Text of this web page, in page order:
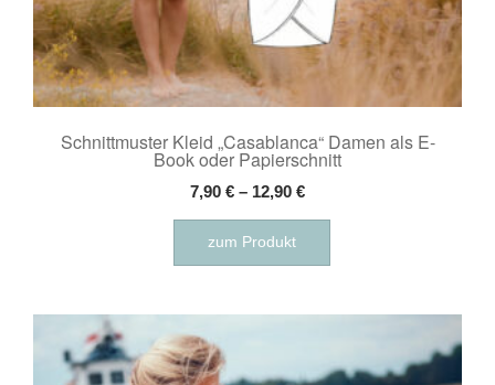
Schnittmuster Kleid „Casablanca“ Damen als E-
Book oder Papierschnitt
7,90 € – 12,90 €
zum Produkt
Dieses
weist
Die